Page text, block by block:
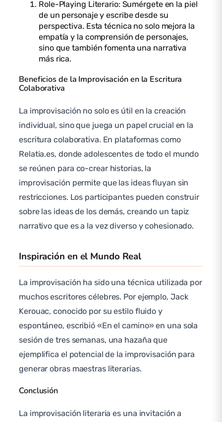
Role-Playing Literario: Sumérgete en la piel
de un personaje y escribe desde su
perspectiva. Esta técnica no solo mejora la
empatía y la comprensión de personajes,
sino que también fomenta una narrativa
más rica.
Beneficios de la Improvisación en la Escritura
Colaborativa
La improvisación no solo es útil en la creación
individual, sino que juega un papel crucial en la
escritura colaborativa. En plataformas como
Relatia.es, donde adolescentes de todo el mundo
se reúnen para co-crear historias, la
improvisación permite que las ideas fluyan sin
restricciones. Los participantes pueden construir
sobre las ideas de los demás, creando un tapiz
narrativo que es a la vez diverso y cohesionado.
Inspiración en el Mundo Real
La improvisación ha sido una técnica utilizada por
muchos escritores célebres. Por ejemplo, Jack
Kerouac, conocido por su estilo fluido y
espontáneo, escribió «En el camino» en una sola
sesión de tres semanas, una hazaña que
ejemplifica el potencial de la improvisación para
generar obras maestras literarias.
Conclusión
La improvisación literaria es una invitación a